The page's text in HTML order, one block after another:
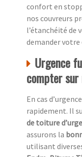
confort en
nos couvreurs
l’étanchéité de
demander votre
Urgence
compter sur
En cas
rapidement. Il
de toiture
assurons la
utilisant